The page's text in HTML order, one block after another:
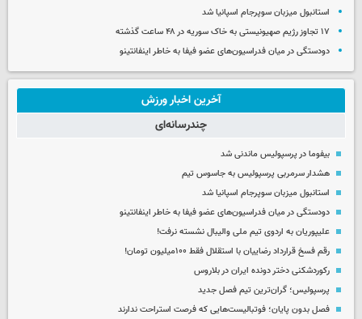
استانبول میزبان سوپرجام اسپانیا شد
۱۷ تجاوز رژیم صهیونیستی به خاک سوریه در ۴۸ ساعت گذشته
دودستگی در میان فدراسیون‌های عضو فیفا به خاطر اینفانتینو
آخرین اخبار ورزش
چندرسانه‌ای
بیفوما در پرسپولیس ماندنی شد
هشدار سرمربی پرسپولیس به جاسوس تیم
استانبول میزبان سوپرجام اسپانیا شد
دودستگی در میان فدراسیون‌های عضو فیفا به خاطر اینفانتینو
علیپوریان به اردوی تیم ملی والیبال نشسته نرفت!
رقم فسخ قرارداد رضاییان با استقلال فقط ۱۰۰میلیون تومان!
رکوردشکنی دختر دونده ایران در بلاروس
پرسپولیس؛ گران‌ترین تیم فصل جدید
فصل بدون پایان؛ فوتبالیست‌هایی که فرصت استراحت ندارند